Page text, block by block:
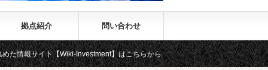
拠点紹介 問い合わせ
Wiki-Investment】はこちらから！！